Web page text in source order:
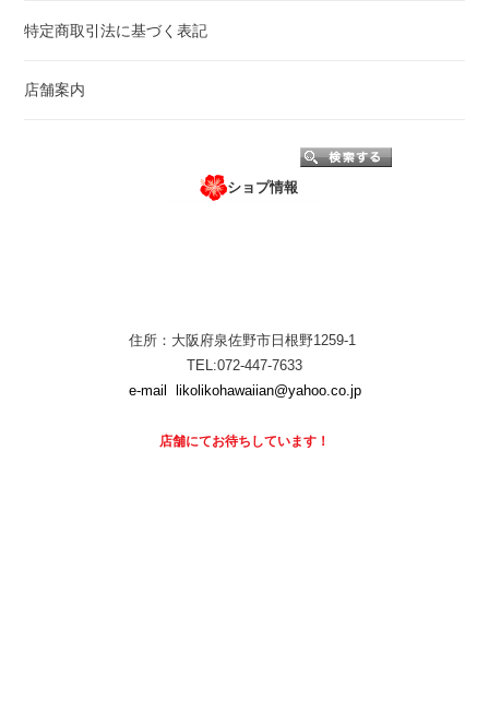
特定商取引法に基づく表記
店舗案内
ショプ情報
住所：大阪府泉佐野市日根野1259-1
TEL:072-447-7633
e-mail
likolikohawaiian@yahoo.co.jp
店舗にてお待ちしています！